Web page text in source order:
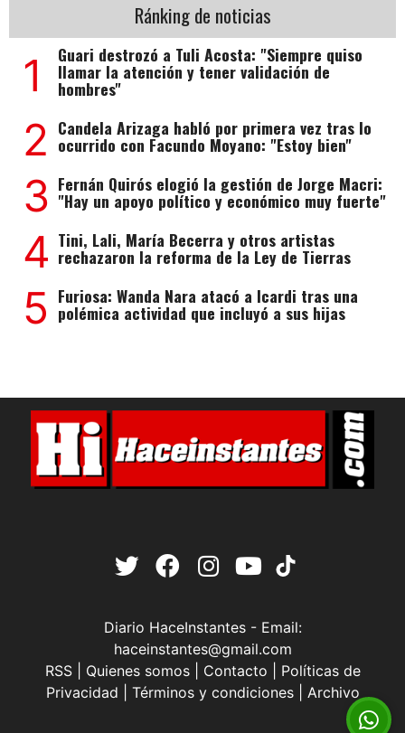
Ránking de noticias
1 Guari destrozó a Tuli Acosta: "Siempre quiso
llamar la atención y tener validación de
hombres"
2 Candela Arizaga habló por primera vez tras lo
ocurrido con Facundo Moyano: "Estoy bien"
3 Fernán Quirós elogió la gestión de Jorge Macri:
"Hay un apoyo político y económico muy fuerte"
4 Tini, Lali, María Becerra y otros artistas
rechazaron la reforma de la Ley de Tierras
5 Furiosa: Wanda Nara atacó a Icardi tras una
polémica actividad que incluyó a sus hijas
Diario HaceInstantes - Email:
haceinstantes@gmail.com
RSS| Quienes somos| Contacto
Políticas de
Privacidad
Términos y condiciones| Archivo